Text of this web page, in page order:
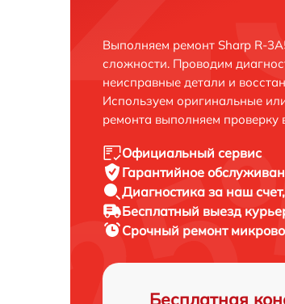
Выполняем ремонт Sharp R-
сложности. Проводим
неисправные детали и
Используем оригинальные
ремонта выполняем проверку
Официальный сервис
Гарантийное
Диагностика за наш счет,
Бесплатный выезд
Срочный ремонт
Бесплатная